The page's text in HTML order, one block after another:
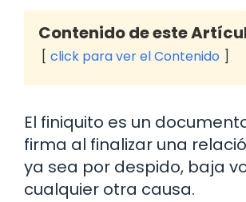
Contenido de este
click para ver el Contenido
El finiquito es un
firma al finalizar una
ya sea por despido, baja
cualquier otra causa.